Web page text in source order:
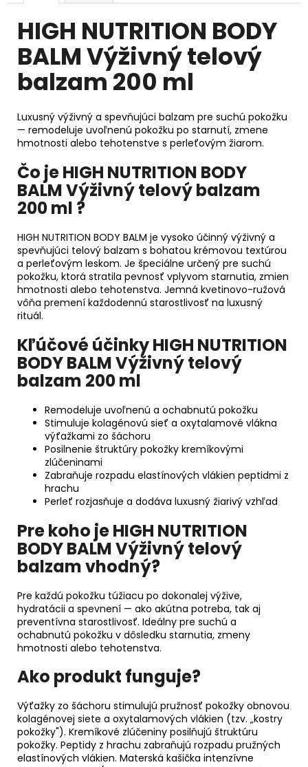
HIGH NUTRITION BODY
BALM Výživný telový
balzam 200 ml
Luxusný výživný a spevňujúci balzam pre suchú pokožku
— remodeluje uvoľnenú pokožku po starnutí, zmene
hmotnosti alebo tehotenstve s perleťovým žiarom.
Čo je HIGH NUTRITION BODY
BALM Výživný telový balzam
200 ml ?
HIGH NUTRITION BODY BALM je vysoko účinný výživný a
spevňujúci telový balzam s bohatou krémovou textúrou
a perleťovým leskom. Je špeciálne určený pre suchú
pokožku, ktorá stratila pevnosť vplyvom starnutia, zmien
hmotnosti alebo tehotenstva. Jemná kvetinovo-ružová
vôňa premení každodennú starostlivosť na luxusný
rituál.
Kľúčové účinky HIGH NUTRITION
BODY BALM Výživný telový
balzam 200 ml
Remodeluje uvoľnenú a ochabnutú pokožku
Stimuluje kolagénovú sieť a oxytalamové vlákna
výťažkami zo šáchoru
Posilnenie štruktúry pokožky kremíkovými
zlúčeninami
Zabraňuje rozpadu elastínových vlákien peptidmi z
hrachu
Perleť rozjasňuje a dodáva luxusný žiarivý vzhľad
Pre koho je HIGH NUTRITION
BODY BALM Výživný telový
balzam vhodný?
Pre každú pokožku túžiacu po dokonalej výžive,
hydratácii a spevnení — ako akútna potreba, tak aj
preventívna starostlivosť. Ideálny pre suchú a
ochabnutú pokožku v dôsledku starnutia, zmeny
hmotnosti alebo tehotenstva.
Ako produkt funguje?
Výťažky zo šáchoru stimulujú pružnosť pokožky obnovou
kolagénovej siete a oxytalamových vlákien (tzv. „kostry
pokožky"). Kremíkové zlúčeniny posilňujú štruktúru
pokožky. Peptidy z hrachu zabraňujú rozpadu pružných
elastínových vlákien. Materská kašička intenzívne